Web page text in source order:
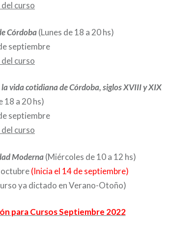
curso
Córdoba (Lunes de 18 a 20 hs)
septiembre
curso
vida cotidiana de Córdoba, siglos XVIII y XIX
18 a 20 hs)
septiembre
curso
Moderna (Miércoles de 10 a 12 hs)
octubre(Inicia el 14 de septiembre)
ya dictado en Verano-Otoño)
para Cursos Septiembre 2022